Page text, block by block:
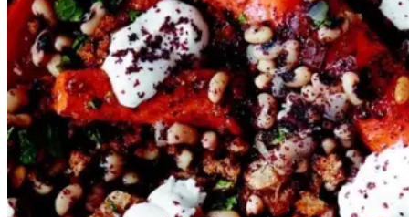
Gem opskrift
Vegetarisk
Sommermad